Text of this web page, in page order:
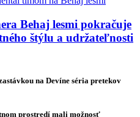
Behaj lesmi pokračuje
štýlu a udržateľnosti
na Devíne séria pretekov
prostredí mali možnosť